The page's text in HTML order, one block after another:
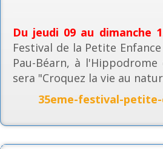
Du jeudi 09 au dimanche
Festival de la Petite
Pau-Béarn, à
sera "Croquez la vie au
35eme-festival-petite-